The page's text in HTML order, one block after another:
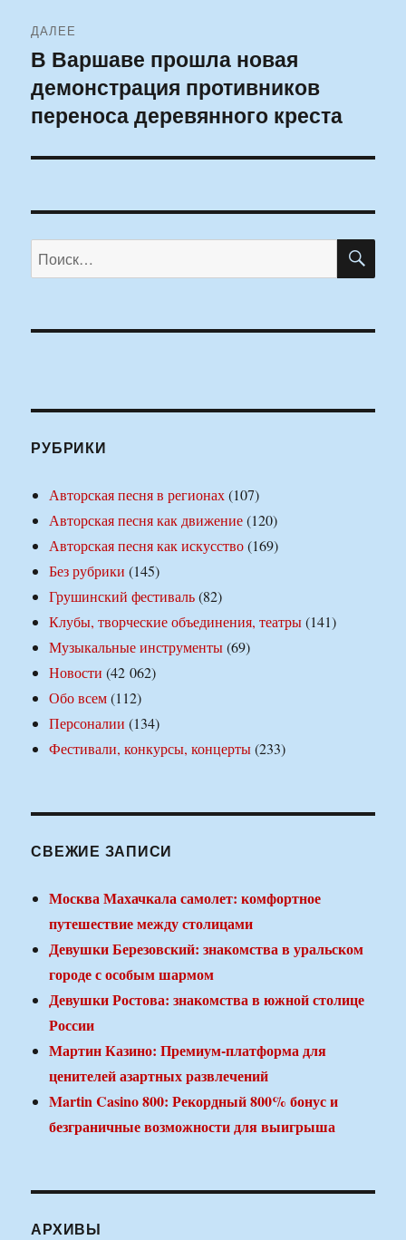
ДАЛЕЕ
Следующая
запись:
В Варшаве прошла новая
демонстрация противников
переноса деревянного креста
Искать:
РУБРИКИ
Авторская песня в регионах(107)
Авторская песня как движение(120)
Авторская песня как искусство(169)
Без рубрики (145)
Грушинский фестиваль(82)
Клубы, творческие объединения, театры(141)
Музыкальные инструменты(69)
Новости (42 062)
Обо всем(112)
Персоналии (134)
Фестивали, конкурсы, концерты(233)
СВЕЖИЕ ЗАПИСИ
Москва Махачкала самолет: комфортное
путешествие между столицами
Девушки Березовский: знакомства в уральском
городе с особым шармом
Девушки Ростова: знакомства в южной столице
России
Мартин Казино: Премиум-платформа для
ценителей азартных развлечений
Martin Casino 800: Рекордный 800% бонус и
безграничные возможности для выигрыша
АРХИВЫ